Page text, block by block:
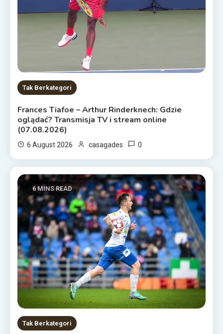
Tak Berkategori
Frances Tiafoe – Arthur Rinderknech: Gdzie
oglądać? Transmisja TV i stream online
(07.08.2026)
6 August 2026 casagades 0
6 MINS READ
Tak Berkategori